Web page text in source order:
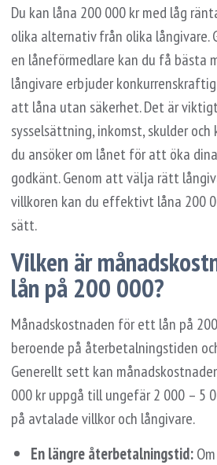
Du kan låna 200 000 kr med låg
olika alternativ från olika långivare.
en låneförmedlare kan du få bästa
långivare erbjuder
att låna utan säkerhet. Det är
sysselsättning, inkomst, skulder
du ansöker om lånet för att öka
godkänt. Genom att välja rätt
villkoren kan du effektivt låna 200
sätt.
Vilken är
lån på 200 000?
Månadskostnaden för ett lån på
beroende på återbetalningstiden
Generellt sett kan
000 kr uppgå till ungefär 2 000 – 5
på avtalade villkor och långivare.
En längre återbetalningstid: